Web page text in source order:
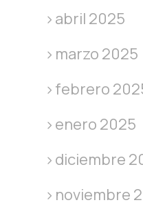
abril 2025
marzo 2025
febrero
enero 2025
diciembre
noviembre